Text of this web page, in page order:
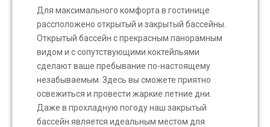
Для максимального комфорта в гостинице
рассположено открытый и закрытый бассейны.
Открытый бассейн с прекрасным панорамным
видом и с сопутствующими коктейльями
сделают ваше пребывание по-настоящему
незабываемым. Здесь вы сможете приятно
освежиться и провести жаркие летние дни.
Даже в прохладную погоду наш закрытый
бассейн является идеальным местом для